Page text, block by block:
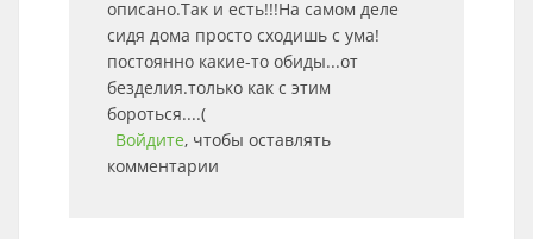
описано.Так и есть!!!На самом деле
сидя дома просто сходишь с ума!
постоянно какие-то обиды...от
безделия.только как с этим
бороться....(
Войдите, чтобы оставлять
комментарии